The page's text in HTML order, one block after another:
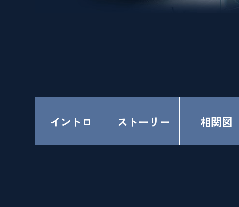
イントロ ストーリー 相関図